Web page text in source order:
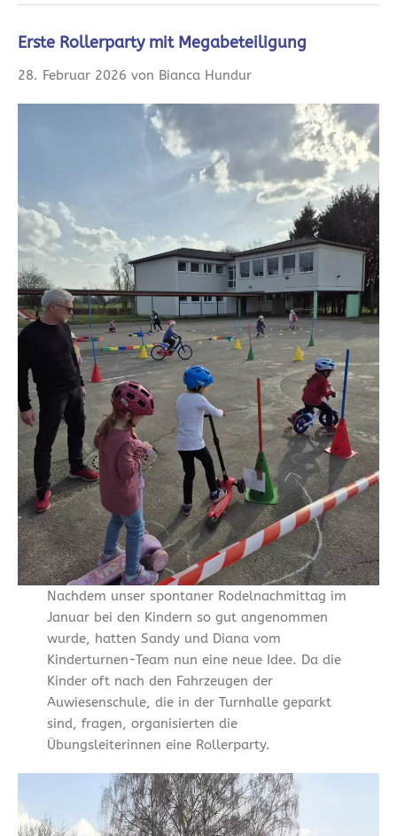
Erste Rollerparty mit Megabeteiligung
28. Februar 2026 von Bianca Hundur
Nachdem unser spontaner Rodelnachmittag im
Januar bei den Kindern so gut angenommen
wurde, hatten Sandy und Diana vom
Kinderturnen-Team nun eine neue Idee. Da die
Kinder oft nach den Fahrzeugen der
Auwiesenschule, die in der Turnhalle geparkt
sind, fragen, organisierten die
Übungsleiterinnen eine Rollerparty.